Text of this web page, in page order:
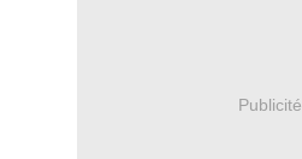
Publicité